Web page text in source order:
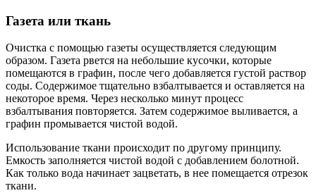
Газета или ткань
Очистка с помощью газеты осуществляется следующим
образом. Газета рвется на небольшие кусочки, которые
помещаются в графин, после чего добавляется густой раствор
соды. Содержимое тщательно взбалтывается и оставляется на
некоторое время. Через несколько минут процесс
взбалтывания повторяется. Затем содержимое выливается, а
графин промывается чистой водой.
Использование ткани происходит по другому принципу.
Емкость заполняется чистой водой с добавлением болотной.
Как только вода начинает зацветать, в нее помещается отрезок
ткани.